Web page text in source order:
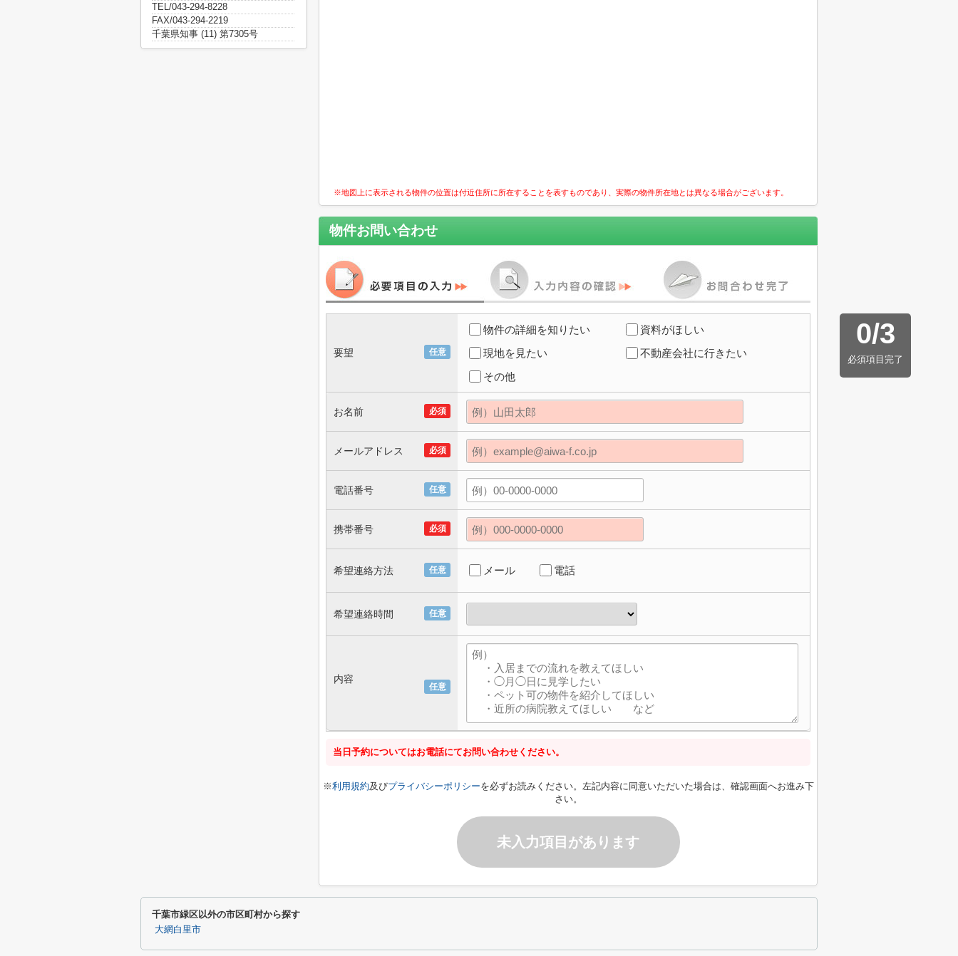
※地図上に表示される物件の位置は付近住所に所在することを表すものであり、実際の物件所在地とは異なる場合がございます。
物件お問い合わせ
0/3
必須項目完了
任意
要望
物件の詳細を知りたい
資料がほしい
現地を見たい
不動産会社に行きたい
その他
必須
お名前
必須
メールアドレス
任意
電話番号
必須
携帯番号
任意
希望連絡方法 メール 電話
任意
希望連絡時間
任意
内容
当日予約についてはお電話にてお問い合わせください。
※利用規約及びプライバシーポリシーを必ずお読みください。左記内容に同意いただいた場合は、確認画面へお進み下
さい。
未入力項目があります
TEL/043-294-8228
FAX/043-294-2219
千葉県知事 (11) 第7305号
千葉市緑区以外の市区町村から探す
大網白里市